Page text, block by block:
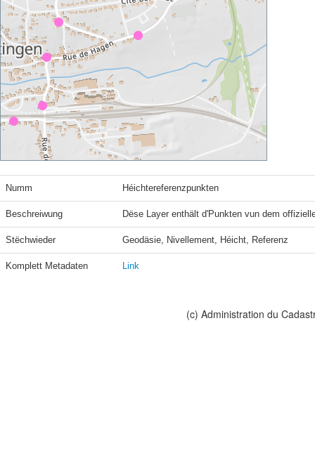
Numm Héichtereferenzpunkten
Beschreiwung Dëse Layer enthält d'Punkten vun dem
Stëchwieder Geodäsie, Nivellement, Héicht, Referenz
Komplett Metadaten Link
(c) Administration du